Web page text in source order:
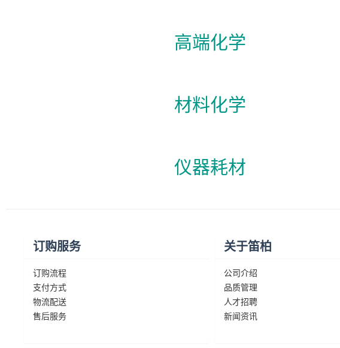
高端化学
材料化学
仪器耗材
订购服务
订购流程
支付方式
物流配送
售后服务
关于笛柏
公司介绍
品质管理
人才招聘
新闻资讯